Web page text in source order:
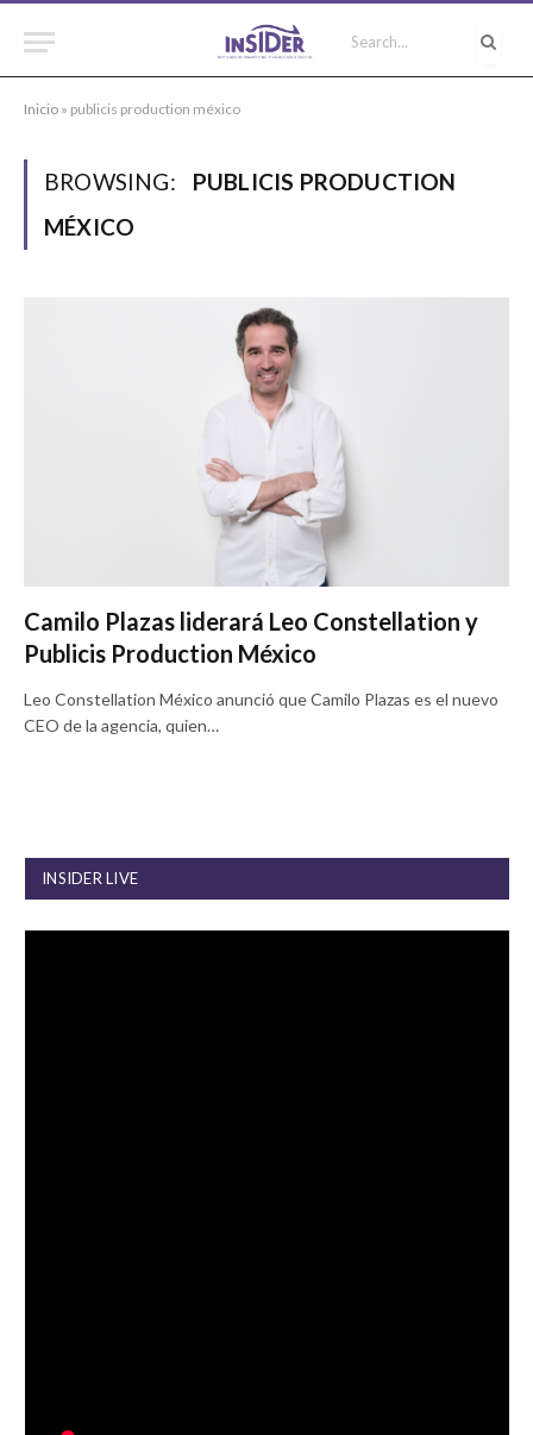
Inicio » publicis production méxico
BROWSING:
PUBLICIS PRODUCTION
MÉXICO
Camilo Plazas liderará Leo Constellation y
Publicis Production México
Leo Constellation México anunció que Camilo Plazas es el nuevo
CEO de la agencia, quien…
INSIDER LIVE